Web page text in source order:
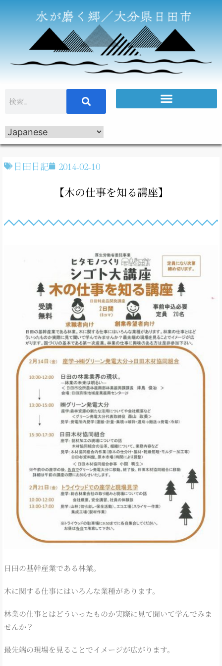
日田日記 2014-02-10
【木の仕事を知る講座】
日田の基幹産業である林業。
木に関する仕事にはいろんな業種があります。
林業の仕事とはどういったものか実際に見て聞いて学んでみま
せんか？
最先端の現場を見ることでイメージが広がります。